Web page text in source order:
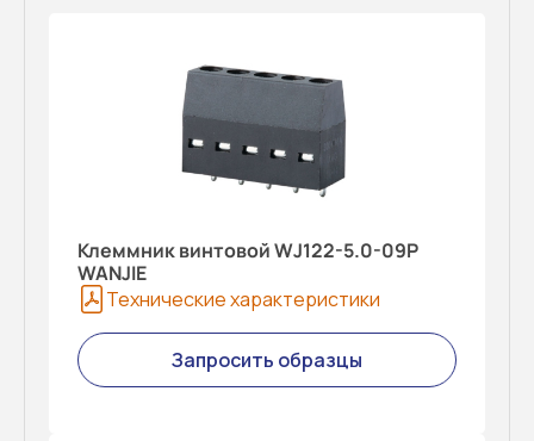
Клеммник винтовой WJ122-5.0-09P
WANJIE
Технические характеристики
Запросить образцы